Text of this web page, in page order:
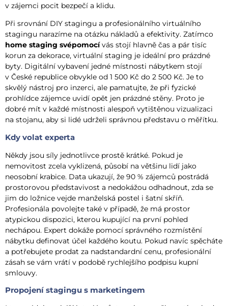
v zájemci pocit bezpečí a klidu.
Při srovnání DIY stagingu a profesionálního virtuálního
stagingu narazíme na otázku nákladů a efektivity. Zatímco
home staging svépomocívás stojí hlavně čas a pár tisíc
korun za dekorace, virtuální staging je ideální pro prázdné
byty. Digitální vybavení jedné místnosti nábytkem stojí
v České republice obvykle od 1 500 Kč do 2 500 Kč. Je to
skvělý nástroj pro inzerci, ale pamatujte, že při fyzické
prohlídce zájemce uvidí opět jen prázdné stěny. Proto je
dobré mít v každé místnosti alespoň vytištěnou vizualizaci
na stojanu, aby si lidé udrželi správnou představu o měřítku.
Kdy volat experta
Někdy jsou síly jednotlivce prostě krátké. Pokud je
nemovitost zcela vyklizená, působí na většinu lidí jako
neosobní krabice. Data ukazují, že 90 % zájemců postrádá
prostorovou představivost a nedokážou odhadnout, zda se
jim do ložnice vejde manželská postel i šatní skříň.
Profesionála povolejte také v případě, že má prostor
atypickou dispozici, kterou kupující na první pohled
nechápou. Expert dokáže pomocí správného rozmístění
nábytku definovat účel každého koutu. Pokud navíc spěcháte
a potřebujete prodat za nadstandardní cenu, profesionální
zásah se vám vrátí v podobě rychlejšího podpisu kupní
smlouvy.
Propojení stagingu s marketingem